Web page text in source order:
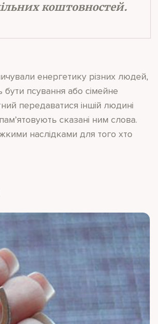
коштовностей.
енергетику різних людей,
псування або сімейне
передаватися іншій людині
сказані ним слова.
наслідками для того хто